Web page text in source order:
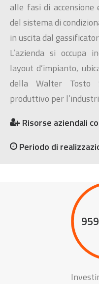
alle fasi di accensione
del sistema di
in uscita dal
L’azienda si occupa
layout d’impianto,
della Walter Tosto
produttivo per
Risorse aziendali
Periodo di